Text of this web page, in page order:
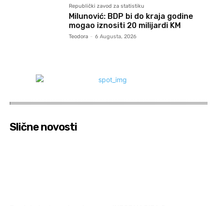
Republički zavod za statistiku
Milunović: BDP bi do kraja godine
mogao iznositi 20 milijardi KM
Teodora - 6 Augusta, 2026
Slične novosti